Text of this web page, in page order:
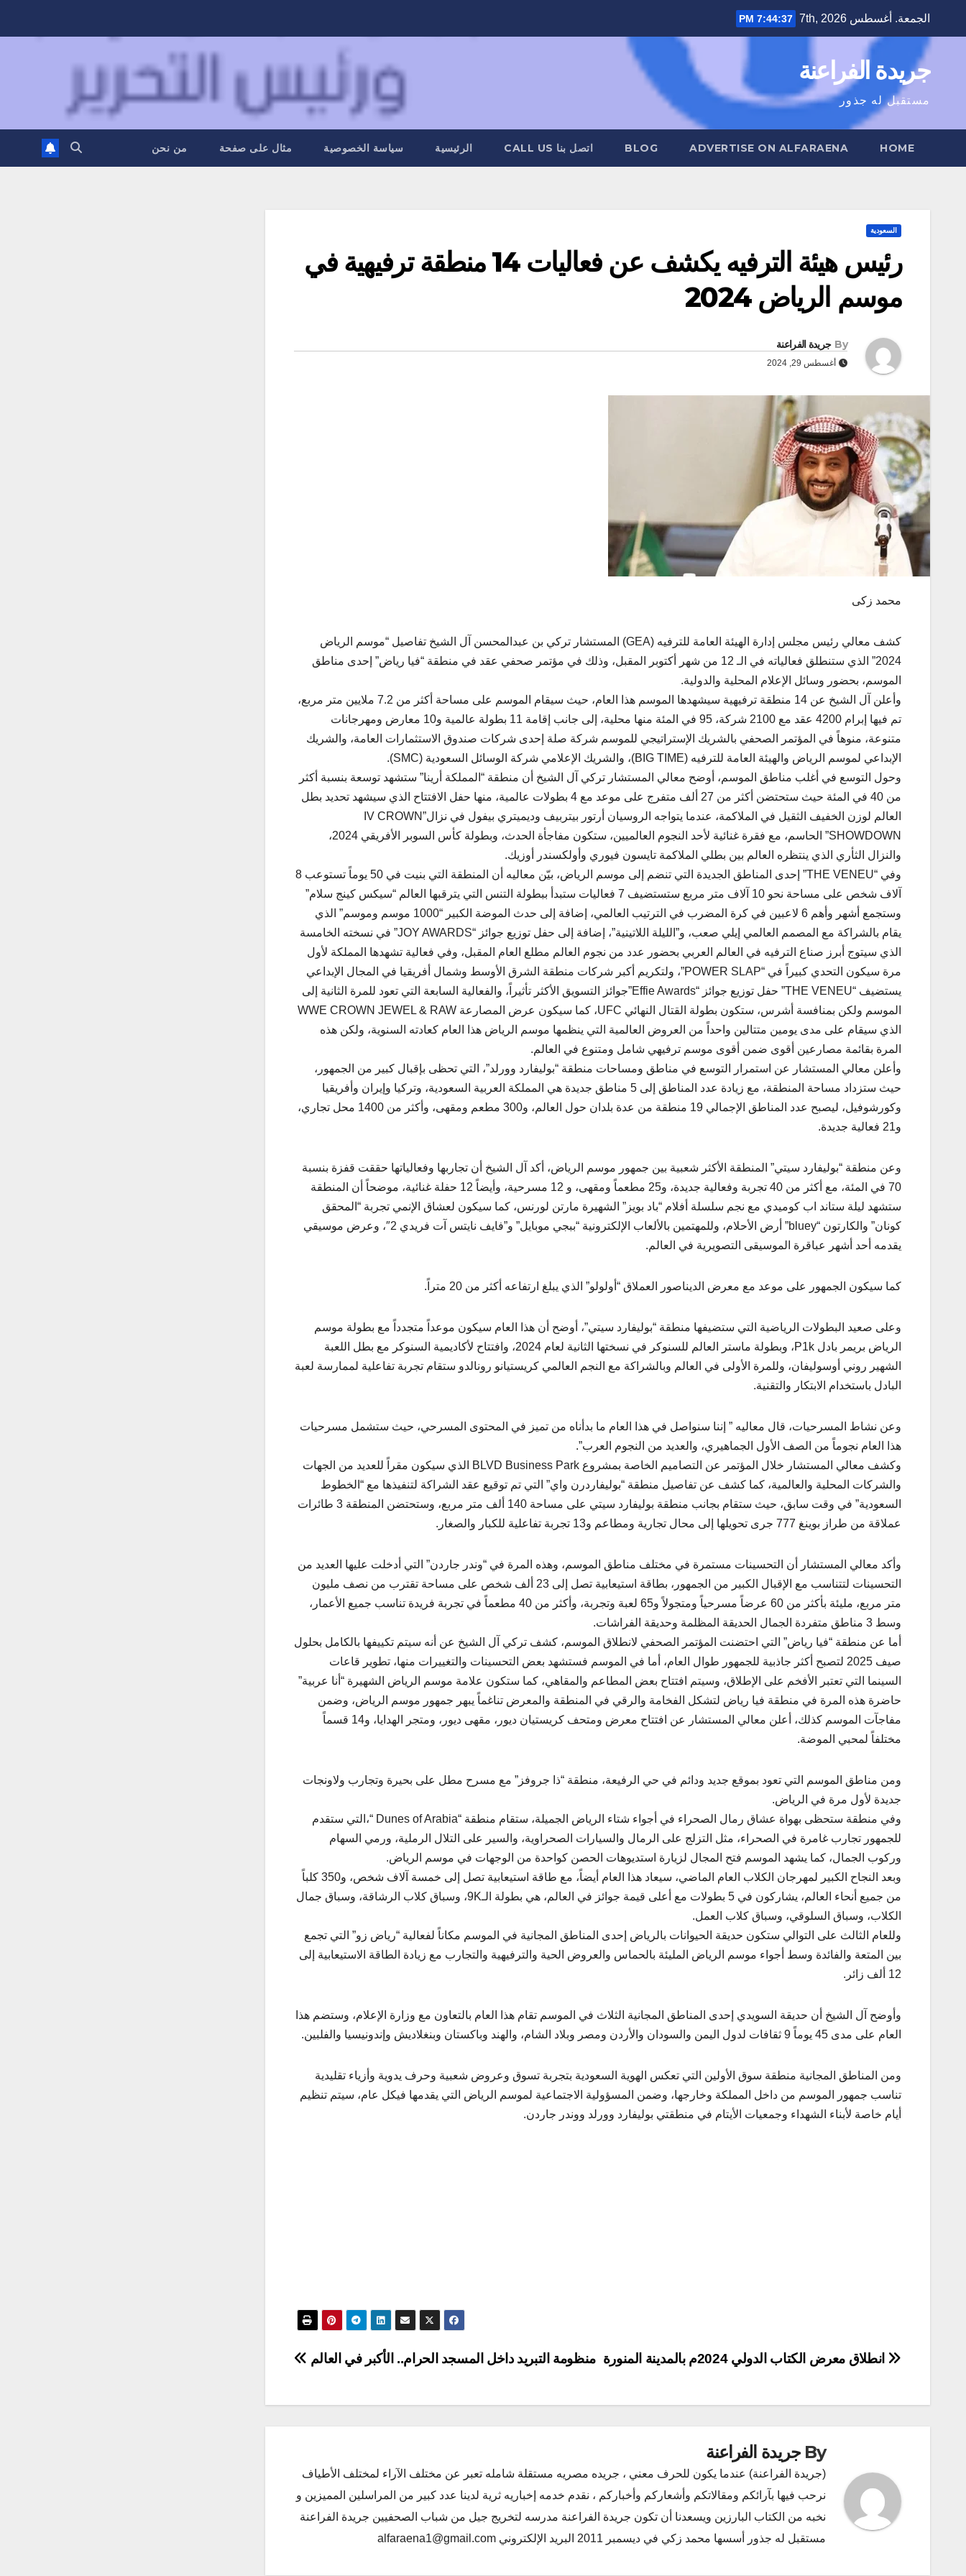
الجمعة. أغسطس 7th, 2026 7:44:38 PM
جريدة الفراعنة
مستقبل له جذور
HOME
ADVERTISE ON ALFARAENA
BLOG اتصل بنا CALL US الرئيسية سياسة الخصوصية مثال على صفحة من نحن
السعودية
رئيس هيئة الترفيه يكشف عن فعاليات 14 منطقة ترفيهية في
موسم الرياض 2024
By جريدة الفراعنة
أغسطس 29, 2024
محمد زكى
كشف معالي رئيس مجلس إدارة الهيئة العامة للترفيه (GEA) المستشار تركي بن عبدالمحسن آل الشيخ تفاصيل “موسم الرياض
2024” الذي ستنطلق فعالياته في الـ 12 من شهر أكتوبر المقبل، وذلك في مؤتمر صحفي عقد في منطقة “فيا رياض” إحدى مناطق
الموسم، بحضور وسائل الإعلام المحلية والدولية.
وأعلن آل الشيخ عن 14 منطقة ترفيهية سيشهدها الموسم هذا العام، حيث سيقام الموسم على مساحة أكثر من 7.2 ملايين متر مربع،
تم فيها إبرام 4200 عقد مع 2100 شركة، 95 في المئة منها محلية، إلى جانب إقامة 11 بطولة عالمية و10 معارض ومهرجانات
متنوعة، منوهاً في المؤتمر الصحفي بالشريك الإستراتيجي للموسم شركة صلة إحدى شركات صندوق الاستثمارات العامة، والشريك
الإبداعي لموسم الرياض والهيئة العامة للترفيه (BIG TIME)، والشريك الإعلامي شركة الوسائل السعودية (SMC).
وحول التوسع في أغلب مناطق الموسم، أوضح معالي المستشار تركي آل الشيخ أن منطقة “المملكة أرينا” ستشهد توسعة بنسبة أكثر
من 40 في المئة حيث ستحتضن أكثر من 27 ألف متفرج على موعد مع 4 بطولات عالمية، منها حفل الافتتاح الذي سيشهد تحديد بطل
العالم لوزن الخفيف الثقيل في الملاكمة، عندما يتواجه الروسيان أرتور بيتربيف وديميتري بيفول في نزال”IV CROWN
SHOWDOWN” الحاسم، مع فقرة غنائية لأحد النجوم العالميين، ستكون مفاجأة الحدث، وبطولة كأس السوبر الأفريقي 2024،
والنزال الثأري الذي ينتظره العالم بين بطلي الملاكمة تايسون فيوري وأولكسندر أوزيك.
وفي “THE VENEU” إحدى المناطق الجديدة التي تنضم إلى موسم الرياض، بيّن معاليه أن المنطقة التي بنيت في 50 يوماً تستوعب 8
آلاف شخص على مساحة نحو 10 آلاف متر مربع ستستضيف 7 فعاليات ستبدأ ببطولة التنس التي يترقبها العالم “سيكس كينج سلام”
وستجمع أشهر وأهم 6 لاعبين في كرة المضرب في الترتيب العالمي، إضافة إلى حدث الموضة الكبير “1000 موسم وموسم” الذي
يقام بالشراكة مع المصمم العالمي إيلي صعب، و”الليلة اللاتينية”، إضافة إلى حفل توزيع جوائز “JOY AWARDS” في نسخته الخامسة
الذي سيتوج أبرز صناع الترفيه في العالم العربي بحضور عدد من نجوم العالم مطلع العام المقبل، وفي فعالية تشهدها المملكة لأول
مرة سيكون التحدي كبيراً في “POWER SLAP”، ولتكريم أكبر شركات منطقة الشرق الأوسط وشمال أفريقيا في المجال الإبداعي
يستضيف “THE VENEU” حفل توزيع جوائز “Effie Awards”جوائز التسويق الأكثر تأثيراً، والفعالية السابعة التي تعود للمرة الثانية إلى
الموسم ولكن بمنافسة أشرس، ستكون بطولة القتال النهائي UFC، كما سيكون عرض المصارعة WWE CROWN JEWEL & RAW
الذي سيقام على مدى يومين متتالين واحداً من العروض العالمية التي ينظمها موسم الرياض هذا العام كعادته السنوية، ولكن هذه
المرة بقائمة مصارعين أقوى ضمن أقوى موسم ترفيهي شامل ومتنوع في العالم.
وأعلن معالي المستشار عن استمرار التوسع في مناطق ومساحات منطقة “بوليفارد وورلد”، التي تحظى بإقبال كبير من الجمهور،
حيث ستزداد مساحة المنطقة، مع زيادة عدد المناطق إلى 5 مناطق جديدة هي المملكة العربية السعودية، وتركيا وإيران وأفريقيا
وكورشوفيل، ليصبح عدد المناطق الإجمالي 19 منطقة من عدة بلدان حول العالم، و300 مطعم ومقهى، وأكثر من 1400 محل تجاري،
و21 فعالية جديدة.
وعن منطقة “بوليفارد سيتي” المنطقة الأكثر شعبية بين جمهور موسم الرياض، أكد آل الشيخ أن تجاربها وفعالياتها حققت قفزة بنسبة
70 في المئة، مع أكثر من 40 تجربة وفعالية جديدة، و25 مطعماً ومقهى، و 12 مسرحية، وأيضاً 12 حفلة غنائية، موضحاً أن المنطقة
ستشهد ليلة ستاند اب كوميدي مع نجم سلسلة أفلام “باد بويز” الشهيرة مارتن لورنس، كما سيكون لعشاق الإنمي تجربة “المحقق
كونان” والكارتون “bluey” أرض الأحلام، وللمهتمين بالألعاب الإلكترونية “ببجي موبايل” و”فايف نايتس آت فريدي 2″، وعرض موسيقي
يقدمه أحد أشهر عباقرة الموسيقى التصويرية في العالم.
كما سيكون الجمهور على موعد مع معرض الديناصور العملاق “أولولو” الذي يبلغ ارتفاعه أكثر من 20 متراً.
وعلى صعيد البطولات الرياضية التي ستضيفها منطقة “بوليفارد سيتي”، أوضح أن هذا العام سيكون موعداً متجدداً مع بطولة موسم
الرياض بريمر بادل P1k، وبطولة ماستر العالم للسنوكر في نسختها الثانية لعام 2024، وافتتاح لأكاديمية السنوكر مع بطل اللعبة
الشهير روني أوسوليفان، وللمرة الأولى في العالم وبالشراكة مع النجم العالمي كريستيانو رونالدو ستقام تجربة تفاعلية لممارسة لعبة
البادل باستخدام الابتكار والتقنية.
وعن نشاط المسرحيات، قال معاليه ” إننا سنواصل في هذا العام ما بدأناه من تميز في المحتوى المسرحي، حيث ستشمل مسرحيات
هذا العام نجوماً من الصف الأول الجماهيري، والعديد من النجوم العرب”.
وكشف معالي المستشار خلال المؤتمر عن التصاميم الخاصة بمشروع BLVD Business Park الذي سيكون مقراً للعديد من الجهات
والشركات المحلية والعالمية، كما كشف عن تفاصيل منطقة “بوليفاردرن واي” التي تم توقيع عقد الشراكة لتنفيذها مع “الخطوط
السعودية” في وقت سابق، حيث ستقام بجانب منطقة بوليفارد سيتي على مساحة 140 ألف متر مربع، وستحتضن المنطقة 3 طائرات
عملاقة من طراز بوينغ 777 جرى تحويلها إلى محال تجارية ومطاعم و13 تجربة تفاعلية للكبار والصغار.
وأكد معالي المستشار أن التحسينات مستمرة في مختلف مناطق الموسم، وهذه المرة في “وندر جاردن” التي أدخلت عليها العديد من
التحسينات لتتناسب مع الإقبال الكبير من الجمهور، بطاقة استيعابية تصل إلى 23 ألف شخص على مساحة تقترب من نصف مليون
متر مربع، مليئة بأكثر من 60 عرضاً مسرحياً ومتجولاً و65 لعبة وتجربة، وأكثر من 40 مطعماً في تجربة فريدة تناسب جميع الأعمار،
وسط 3 مناطق متفردة الجمال الحديقة المظلمة وحديقة الفراشات.
أما عن منطقة “فيا رياض” التي احتضنت المؤتمر الصحفي لانطلاق الموسم، كشف تركي آل الشيخ عن أنه سيتم تكييفها بالكامل بحلول
صيف 2025 لتصبح أكثر جاذبية للجمهور طوال العام، أما في الموسم فستشهد بعض التحسينات والتغييرات منها، تطوير قاعات
السينما التي تعتبر الأفخم على الإطلاق، وسيتم افتتاح بعض المطاعم والمقاهي، كما ستكون علامة موسم الرياض الشهيرة “أنا عربية”
حاضرة هذه المرة في منطقة فيا رياض لتشكل الفخامة والرقي في المنطقة والمعرض تناغماً يبهر جمهور موسم الرياض، وضمن
مفاجآت الموسم كذلك، أعلن معالي المستشار عن افتتاح معرض ومتحف كريستيان ديور، مقهى ديور، ومتجر الهدايا، و14 قسماً
مختلفاً لمحبي الموضة.
ومن مناطق الموسم التي تعود بموقع جديد ودائم في حي الرفيعة، منطقة “ذا جروفز” مع مسرح مطل على بحيرة وتجارب ولاونجات
جديدة لأول مرة في الرياض.
وفي منطقة ستحظى بهواة عشاق رمال الصحراء في أجواء شتاء الرياض الجميلة، ستقام منطقة “Dunes of Arabia “،التي ستقدم
للجمهور تجارب غامرة في الصحراء، مثل التزلج على الرمال والسيارات الصحراوية، والسير على التلال الرملية، ورمي السهام
وركوب الجمال، كما يشهد الموسم فتح المجال لزيارة استديوهات الحصن كواحدة من الوجهات في موسم الرياض.
وبعد النجاح الكبير لمهرجان الكلاب العام الماضي، سيعاد هذا العام أيضاً، مع طاقة استيعابية تصل إلى خمسة آلاف شخص، و350 كلباً
من جميع أنحاء العالم، يشاركون في 5 بطولات مع أعلى قيمة جوائز في العالم، هي بطولة الـ9K، وسباق كلاب الرشاقة، وسباق جمال
الكلاب، وسباق السلوقي، وسباق كلاب العمل.
وللعام الثالث على التوالي ستكون حديقة الحيوانات بالرياض إحدى المناطق المجانية في الموسم مكاناً لفعالية “رياض زو” التي تجمع
بين المتعة والفائدة وسط أجواء موسم الرياض المليئة بالحماس والعروض الحية والترفيهية والتجارب مع زيادة الطاقة الاستيعابية إلى
12 ألف زائر.
وأوضح آل الشيخ أن حديقة السويدي إحدى المناطق المجانية الثلاث في الموسم تقام هذا العام بالتعاون مع وزارة الإعلام، وستضم هذا
العام على مدى 45 يوماً 9 ثقافات لدول اليمن والسودان والأردن ومصر وبلاد الشام، والهند وباكستان وبنغلاديش وإندونيسيا والفلبين.
ومن المناطق المجانية منطقة سوق الأولين التي تعكس الهوية السعودية بتجربة تسوق وعروض شعبية وحرف يدوية وأزياء تقليدية
تناسب جمهور الموسم من داخل المملكة وخارجها، وضمن المسؤولية الاجتماعية لموسم الرياض التي يقدمها فيكل عام، سيتم تنظيم
أيام خاصة لأبناء الشهداء وجمعيات الأيتام في منطقتي بوليفارد وورلد ووندر جاردن.
تصفّح
منظومة التبريد داخل المسجد الحرام.. الأكبر في العالم انطلاق معرض الكتاب الدولي 2024م بالمدينة المنورة
By جريدة الفراعنة
(جريدة الفراعنة) عندما يكون للحرف معني ، جريده مصريه مستقلة شامله تعبر عن مختلف الآراء لمختلف الأطياف
نرحب فيها بآرائكم ومقالاتكم وأشعاركم وأخباركم ، نقدم خدمه إخباريه ثرية لدينا عدد كبير من المراسلين المميزين و
نخبه من الكتاب البارزين ويسعدنا أن تكون جريدة الفراعنة مدرسه لتخريج جيل من شباب الصحفيين جريدة الفراعنة
مستقبل له جذور أسسها محمد زكي في ديسمبر 2011 البريد الإلكتروني alfaraena1@gmail.com